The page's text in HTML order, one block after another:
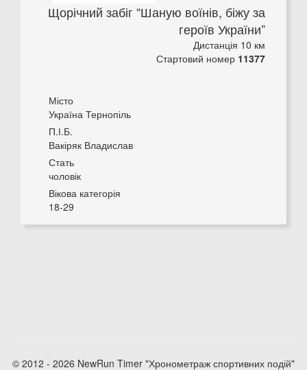
Щорічний забіг “Шаную воїнів, біжу за
героїв України”
Дистанція 10 км
Стартовий номер 11377
Місто
Україна Тернопіль
П.І.Б.
Вакіряк Владислав
Стать
чоловік
Вікова категорія
18-29
© 2012 - 2026 NewRun Timer "Хронометраж спортивних подій"